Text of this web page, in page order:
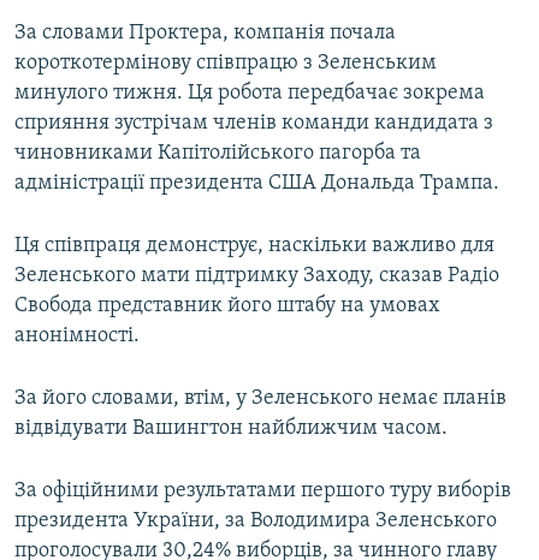
За словами Проктера, компанія почала
короткотермінову співпрацю з Зеленським
минулого тижня. Ця робота передбачає зокрема
сприяння зустрічам членів команди кандидата з
чиновниками Капітолійського пагорба та
адміністрації президента США Дональда Трампа.
Ця співпраця демонструє, наскільки важливо для
Зеленського мати підтримку Заходу, сказав Радіо
Свобода представник його штабу на умовах
анонімності.
За його словами, втім, у Зеленського немає планів
відвідувати Вашингтон найближчим часом.
За офіційними результатами першого туру виборів
президента України, за Володимира Зеленського
проголосували 30,24% виборців, за чинного главу